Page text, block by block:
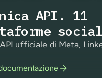
API. 11
ufficiale di Meta,